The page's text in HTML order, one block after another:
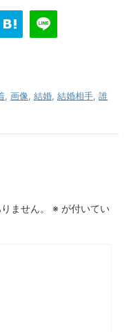
, 画像, 結婚, 結婚相手, 誰
ません。 ※ が付いてい